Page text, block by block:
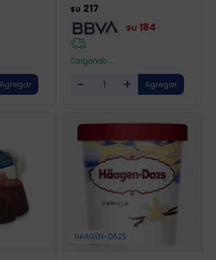
$U 217
$U 184
Cargando ...
- +
HAAGEN-DAZS